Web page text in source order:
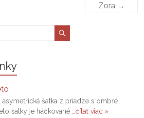
Zora →
asymetrická šatka z priadze s ombré
šatky je háčkované …čítať viac »